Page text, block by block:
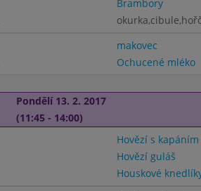
Brambory
makovec
Ochucené mléko
Pondělí 13. 2. 2017
(11:45 - 14:00)
Hovězí s kapáním
Hovězí guláš
Houskové